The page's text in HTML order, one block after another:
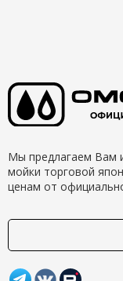
Мы предлагаем Вам
мойки торговой
ценам от